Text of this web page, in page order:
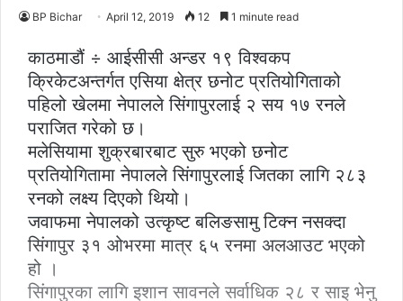
BP Bichar April 12, 2019 12 1 minute read
काठमाडौं ÷ आईसीसी अन्डर १९ विश्वकप
क्रिकेटअन्तर्गत एसिया क्षेत्र छनोट प्रतियोगिताको
पहिलो खेलमा नेपालले सिंगापुरलाई २ सय १७ रनले
पराजित गरेको छ।
मलेसियामा शुक्रबारबाट सुरु भएको छनोट
प्रतियोगितामा नेपालले सिंगापुरलाई जितका लागि २८३
रनको लक्ष्य दिएको थियो।
जवाफमा नेपालको उत्कृष्ट बलिङसामु टिक्न नसक्दा
सिंगापुर ३१ ओभरमा मात्र ६५ रनमा अलआउट भएको
हो ।
सिंगापुरका लागि इशान सावनले सर्वाधिक २८ र साइ भेनु